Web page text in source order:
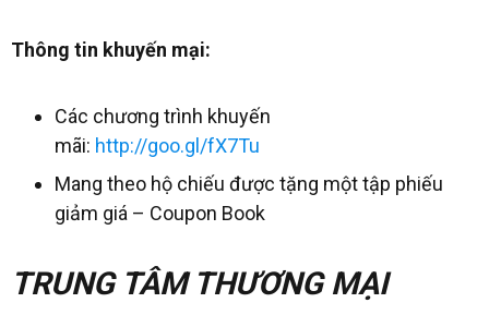
Thông tin khuyến mại:
Các chương trình khuyến
mãi: http://goo.gl/fX7Tu
Mang theo hộ chiếu được tặng một tập phiếu
giảm giá – Coupon Book
TRUNG TÂM THƯƠNG MẠI